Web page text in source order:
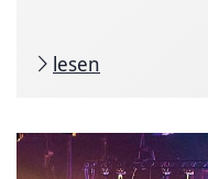
lesen